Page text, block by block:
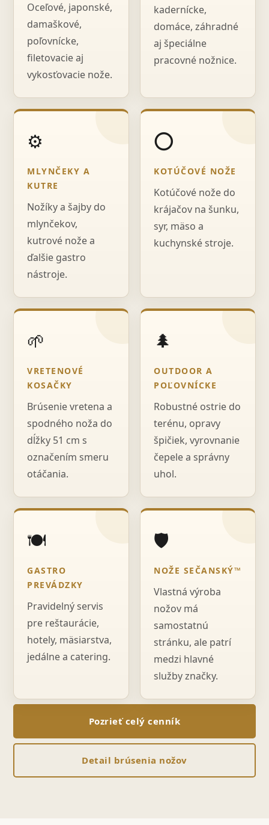
Oceľové, japonské,
damaškové,
poľovnícke,
filetovacie aj
vykosťovacie nože.
kadernícke,
domáce, záhradné
aj špeciálne
pracovné nožnice.
⚙️
MLYNČEKY A
KUTRE
Nožíky a šajby do
mlynčekov,
kutrové nože a
ďalšie gastro
nástroje.
⭕
KOTÚČOVÉ NOŽE
Kotúčové nože do
krájačov na šunku,
syr, mäso a
kuchynské stroje.
🌱
VRETENOVÉ
KOSAČKY
Brúsenie vretena a
spodného noža do
dĺžky 51 cm s
označením smeru
otáčania.
🌲
OUTDOOR A
POĽOVNÍCKE
Robustné ostrie do
terénu, opravy
špičiek, vyrovnanie
čepele a správny
uhol.
🍽️
GASTRO
PREVÁDZKY
Pravidelný servis
pre reštaurácie,
hotely, mäsiarstva,
jedálne a catering.
🛡️
NOŽE SEČANSKÝ™
Vlastná výroba
nožov má
samostatnú
stránku, ale patrí
medzi hlavné
služby značky.
Pozrieť celý cenník
Detail brúsenia nožov